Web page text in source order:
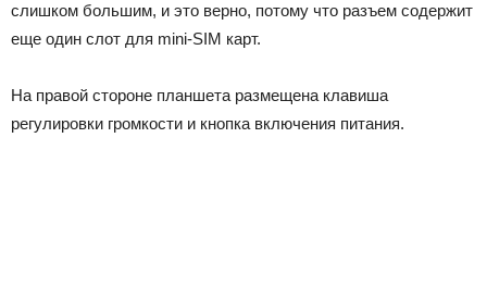
слишком большим, и это верно, потому что разъем содержит
еще один слот для mini-SIM карт.
На правой стороне планшета размещена клавиша
регулировки громкости и кнопка включения питания.